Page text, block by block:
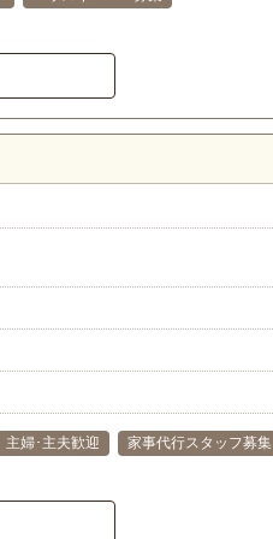
主婦･主夫歓迎 家事代行スタッフ募集